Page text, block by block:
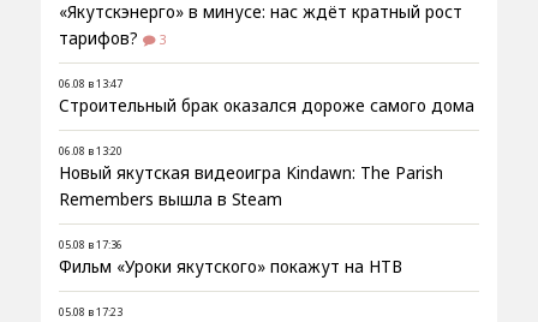
«Якутскэнерго» в минусе: нас ждёт кратный рост
тарифов?
3
06.08 в 13:47
Строительный брак оказался дороже самого дома
06.08 в 13:20
Новый якутская видеоигра Kindawn: The Parish
Remembers вышла в Steam
05.08 в 17:36
Фильм «Уроки якутского» покажут на НТВ
05.08 в 17:23